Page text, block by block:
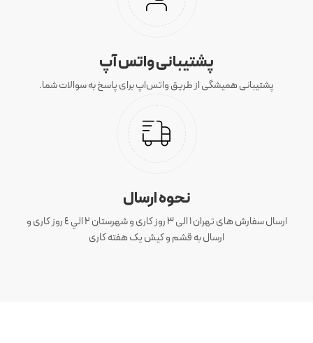
پشتیبانی واتس آپ
پشتیبانی همیشگی از طریق واتس‌اپ برای پاسخ به سوالات شما.
نحوه ارسال
ارسال سفارش های تهران 1 الی 3 روز کاری و شهرستان ٢ الي ٤ روز کاری و
ارسال به قشم و کیش یک هفته کاری